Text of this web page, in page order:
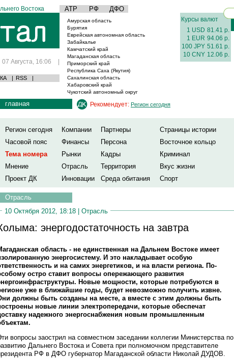
Востока АТР РФ ДФО
07 Августа, 16:06 |
| RSS |
Амурская область
Бурятия
Еврейская автономная область
Забайкалье
Камчатский край
Магаданская область
Приморский край
Республика Саха (Якутия)
Сахалинская область
Хабаровский край
Чукотский автономный округ
Курсы валют
1 USD 81.41 р.
1 EUR 94.06 р.
100 JPY 51.61 р.
10 CNY 12.06 р.
главная Рекомендует: Регион сегодня
Регион сегодня Компании Партнеры
Страницы истории
Часовой пояс
Финансы Персона
Восточное кольцо
Тема номера
Рынки Кадры
Криминал
Мнение
Отрасль Территория
Вкус жизни
Проект ДК
Инновации Среда обитания Спорт
Отрасль
10 Октября 2012, 18:18 | Отрасль
энергодостаточность на завтра
область - не единственная на Дальнем Востоке имеет
энергосистему. И это накладывает особую
и на самих энергетиков, и на власти региона. По-
остро ставит вопросы опережающего развития
Новые мощности, которые потребуются в
уже в ближайшие годы, будет невозможно получить извне.
должны быть созданы на месте, а вместе с этим должны быть
новые линии электропередачи, которые обеспечат
надежного энергоснабжения новым промышленным
вопросы заострил на совместном заседании коллегии Министерства по
Дальнего Востока и Совета при полномочном представителе
РФ в ДФО губернатор Магаданской области Николай ДУДОВ.